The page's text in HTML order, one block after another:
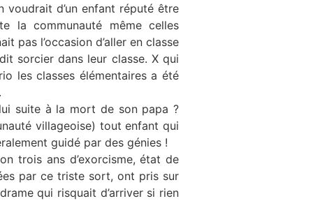
voudrait d’un enfant réputé être
la communauté même celles
pas l’occasion d’aller en classe
sorcier dans leur classe. X qui
les classes élémentaires a été
suite à la mort de son papa ?
villageoise) tout enfant qui
guidé par des génies !
trois ans d’exorcisme, état de
par ce triste sort, ont pris sur
qui risquait d’arriver si rien